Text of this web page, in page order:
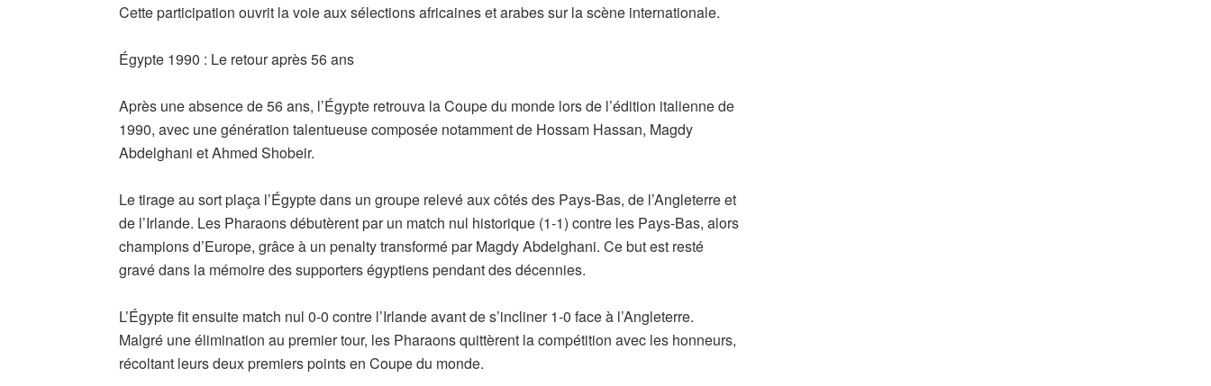
Cette participation ouvrit la voie aux sélections africaines et arabes sur la scène internationale.
Égypte 1990 : Le retour après 56 ans
Après une absence de 56 ans, l’Égypte retrouva la Coupe du monde lors de l’édition italienne de
1990, avec une génération talentueuse composée notamment de Hossam Hassan, Magdy
Abdelghani et Ahmed Shobeir.
Le tirage au sort plaça l’Égypte dans un groupe relevé aux côtés des Pays-Bas, de l’Angleterre et
de l’Irlande. Les Pharaons débutèrent par un match nul historique (1-1) contre les Pays-Bas, alors
champions d’Europe, grâce à un penalty transformé par Magdy Abdelghani. Ce but est resté
gravé dans la mémoire des supporters égyptiens pendant des décennies.
L’Égypte fit ensuite match nul 0-0 contre l’Irlande avant de s’incliner 1-0 face à l’Angleterre.
Malgré une élimination au premier tour, les Pharaons quittèrent la compétition avec les honneurs,
récoltant leurs deux premiers points en Coupe du monde.